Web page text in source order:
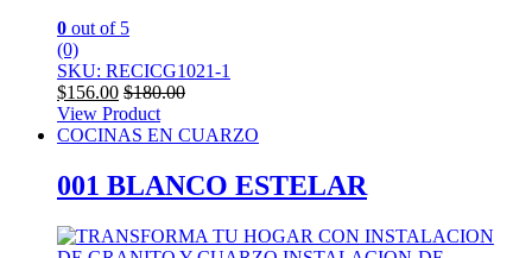
0 out of 5
(0)
SKU: RECICG1021-1
$156.00 $180.00
View Product
COCINAS EN CUARZO
001 BLANCO ESTELAR